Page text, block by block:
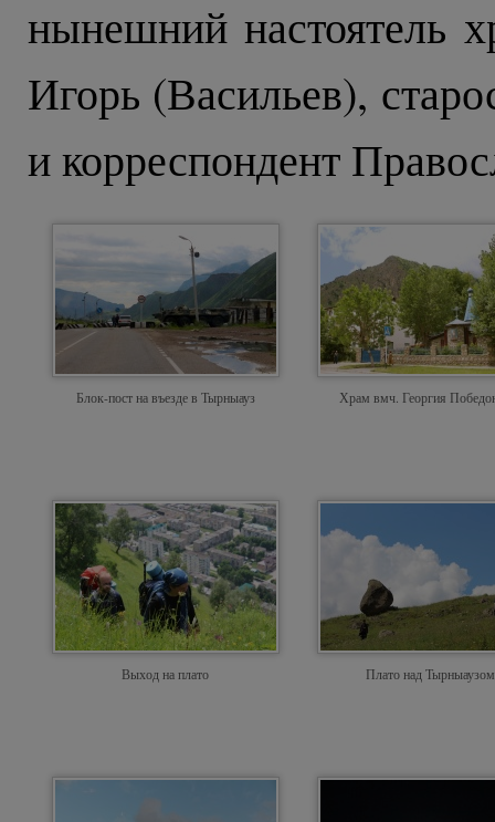
нынешний настоятель
Игорь (Васильев),
и корреспондент
Блок-пост на въезде в Тырныауз Храм вмч. Георгия
Выход на плато Плато над Тырныаузом